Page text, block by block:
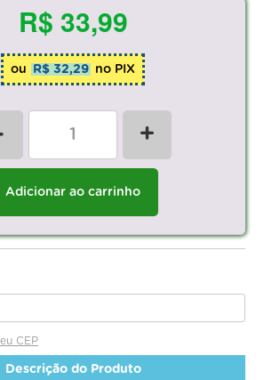
R$ 33,99
ou R$ 32,29 no PIX
+
Adicionar ao carrinho
CEP
Descrição do Produto